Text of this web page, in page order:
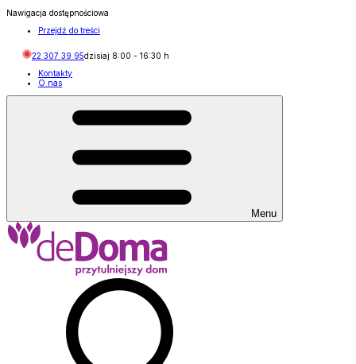
Nawigacja dostępnościowa
Przejdź do treści
22 307 39 95dzisiaj 8:00 - 16:30 h
Kontakty
O nas
Menu